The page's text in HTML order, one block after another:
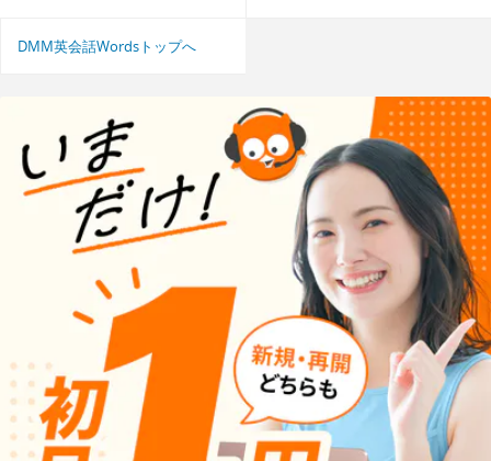
DMM英会話Wordsトップへ